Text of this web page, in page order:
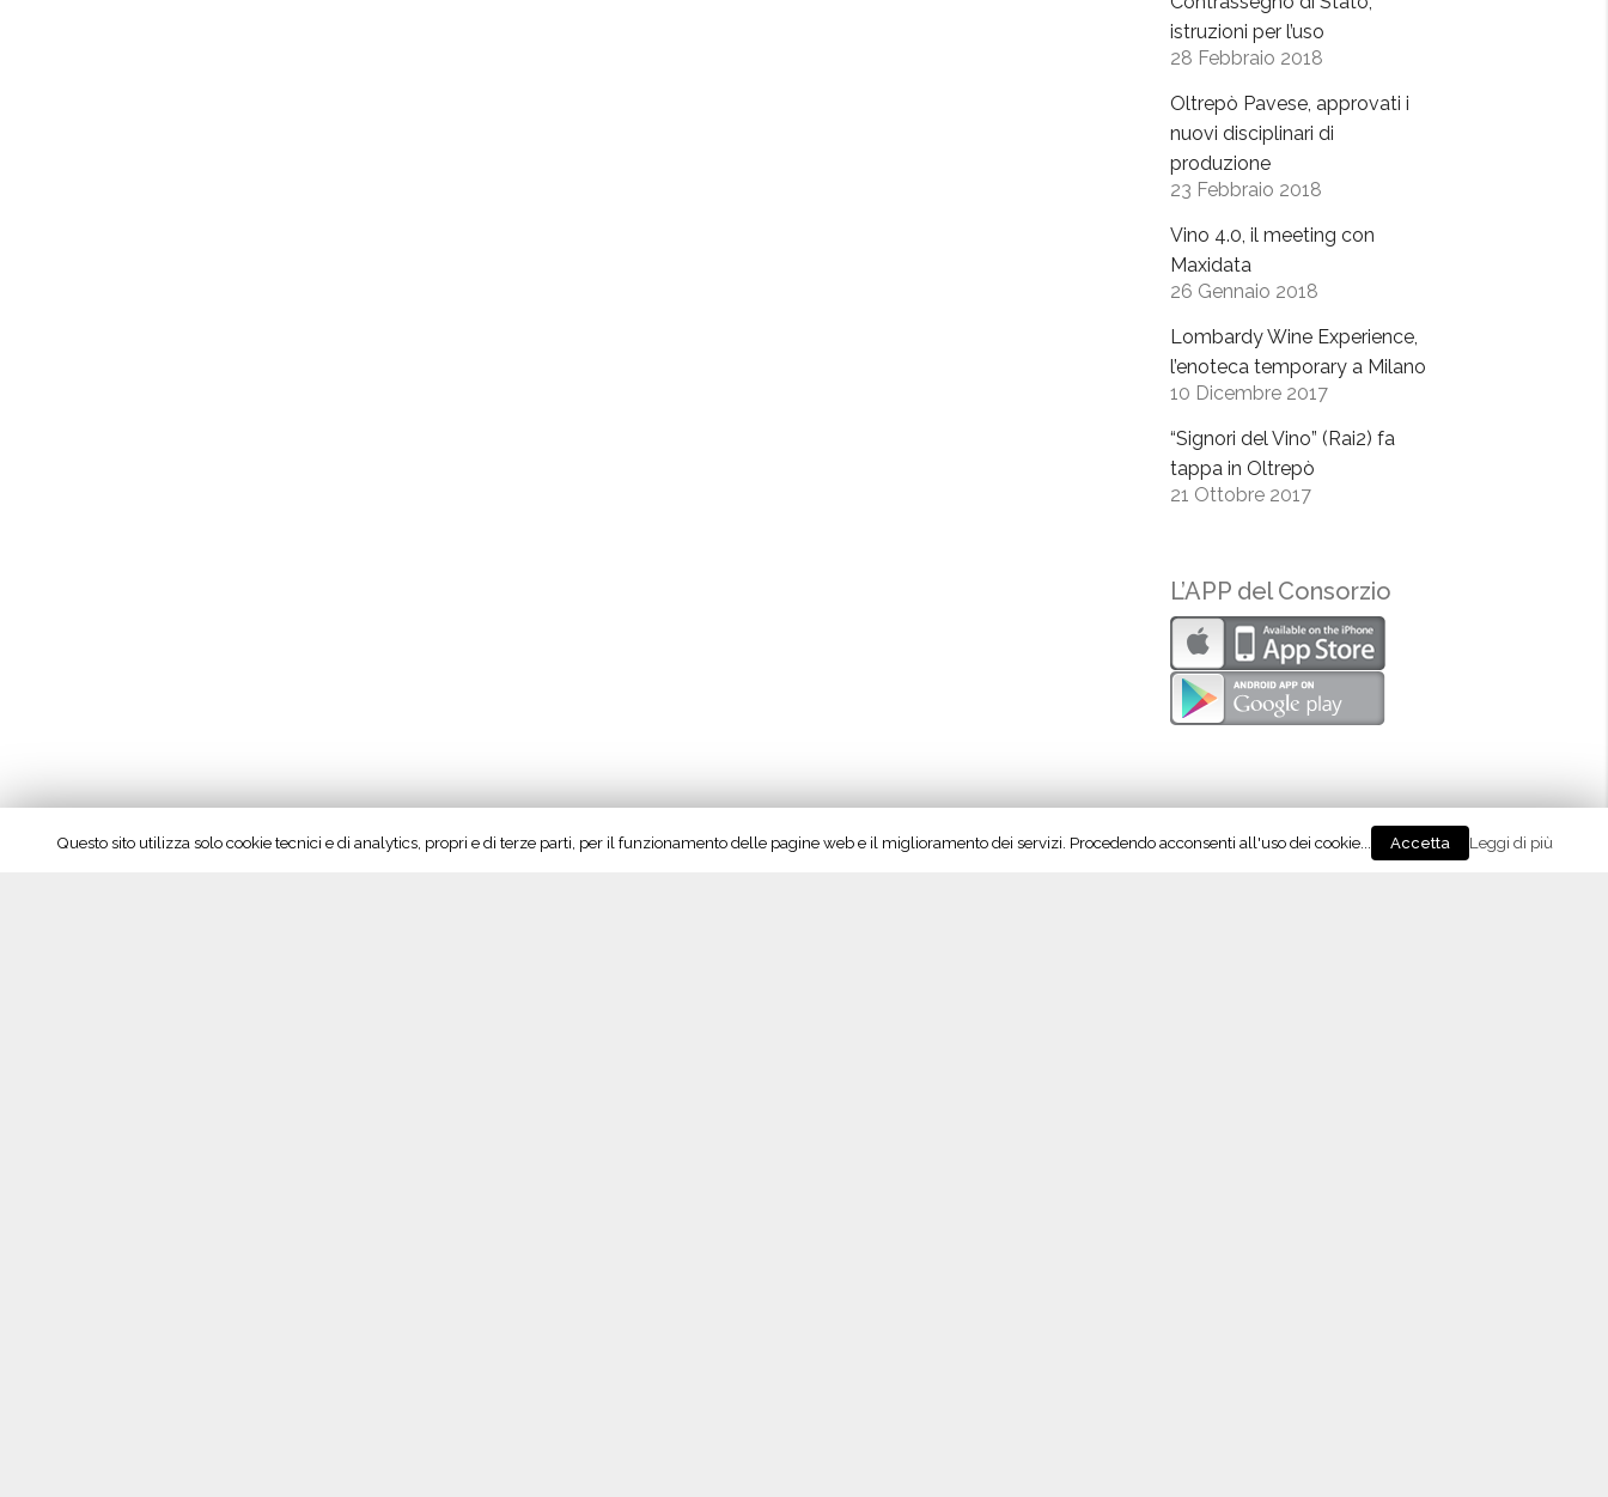
istruzioni per l’uso
28 Febbraio 2018
Oltrepò Pavese, approvati i
nuovi disciplinari di
produzione
23 Febbraio 2018
Vino 4.0, il meeting con
Maxidata
26 Gennaio 2018
Lombardy Wine Experience,
l’enoteca temporary a Milano
10 Dicembre 2017
“Signori del Vino” (Rai2) fa
tappa in Oltrepò
21 Ottobre 2017
L’APP del Consorzio
“Bollicine in Castello”, Metodo Classico in passerella
Questo sito utilizza solo cookie tecnici e di analytics, propri e di terze parti, per il funzionamento delle pagine web e il miglioramento dei servizi. Procedendo acconsenti all'uso dei cookie... Accetta Leggi di più